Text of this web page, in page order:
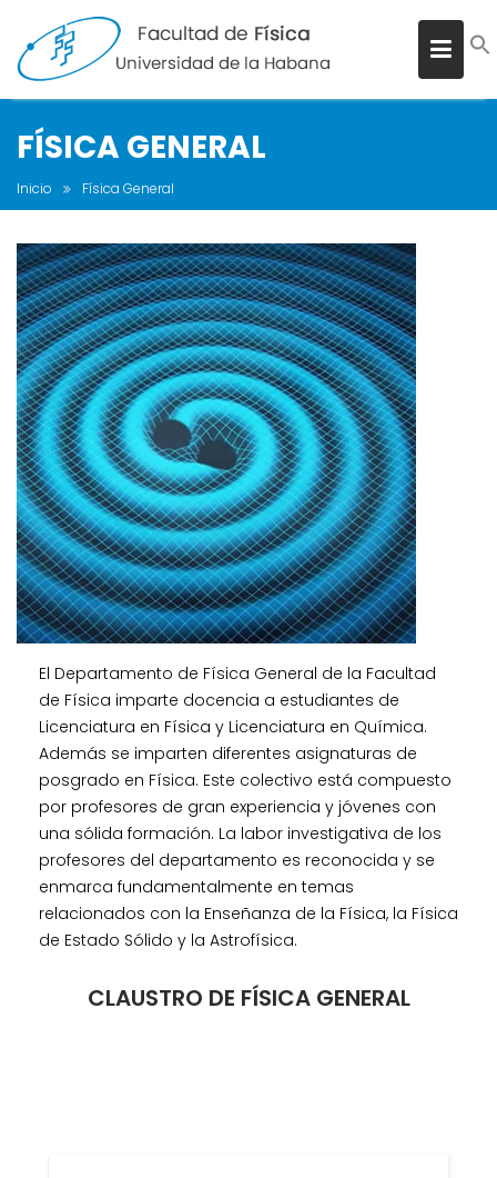
FÍSICA GENERAL
Inicio Física General
El Departamento de Física General de la Facultad
de Física imparte docencia a estudiantes de
Licenciatura en Física y Licenciatura en Química.
Además se imparten diferentes asignaturas de
posgrado en Física. Este colectivo está compuesto
por profesores de gran experiencia y jóvenes con
una sólida formación. La labor investigativa de los
profesores del departamento es reconocida y se
enmarca fundamentalmente en temas
relacionados con la Enseñanza de la Física, la Física
de Estado Sólido y la Astrofísica.
CLAUSTRO DE FÍSICA GENERAL